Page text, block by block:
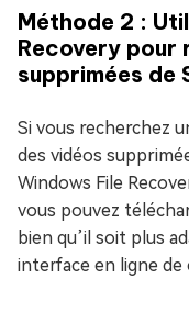
Méthode 2 :
Recovery pour
supprimées de
Si vous recherchez
des vidéos
Windows File
vous pouvez
bien qu’il soit plus
interface en ligne de